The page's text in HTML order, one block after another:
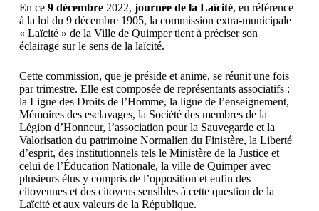
En ce 9 décembre2022, journée de la Laïcité, en référence
à la loi du 9 décembre 1905, la commission extra-municipale
« Laïcité » de la Ville de Quimper tient à préciser son
éclairage sur le sens de la laïcité.
Cette commission, que je préside et anime, se réunit une fois
par trimestre. Elle est composée de représentants associatifs :
la Ligue des Droits de l’Homme, la ligue de l’enseignement,
Mémoires des esclavages, la Société des membres de la
Légion d’Honneur, l’association pour la Sauvegarde et la
Valorisation du patrimoine Normalien du Finistère, la Liberté
d’esprit, des institutionnels tels le Ministère de la Justice et
celui de l’Éducation Nationale, la ville de Quimper avec
plusieurs élus y compris de l’opposition et enfin des
citoyennes et des citoyens sensibles à cette question de la
Laïcité et aux valeurs de la République.